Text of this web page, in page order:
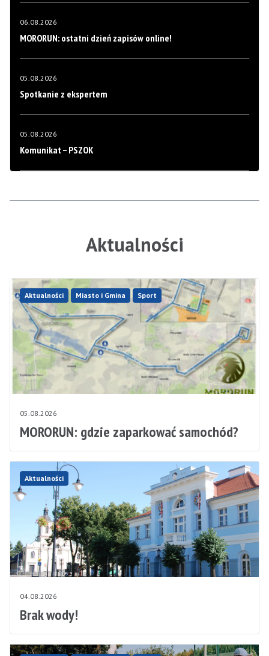
06.08.2026
MORORUN: ostatni dzień zapisów online!
05.08.2026
Spotkanie z ekspertem
05.08.2026
Komunikat – PSZOK
Aktualności
Aktualności Miasto i Gmina Sport
05.08.2026
MORORUN: gdzie zaparkować samochód?
Aktualności
04.08.2026
Brak wody!